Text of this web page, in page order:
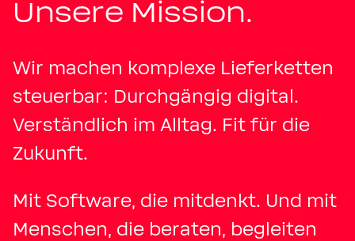
Unsere Mission.
Wir machen komplexe Lieferketten
steuerbar: Durchgängig digital.
Verständlich im Alltag. Fit für die
Zukunft.
Mit Software, die mitdenkt. Und mit
Menschen, die beraten, begleiten